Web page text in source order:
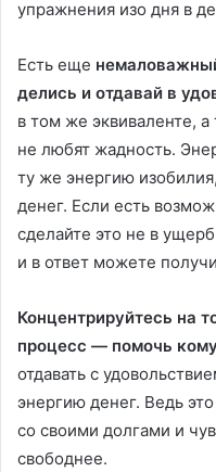
упражнения изо дня в
Есть еще
делись и отдавай в
в том же эквиваленте,
не любят жадность.
ту же энергию
денег. Если есть
сделайте это не в
и в ответ можете
Концентрируйтесь на
процесс — помочь
отдавать с
энергию денег. Ведь
со своими долгами и
свободнее.